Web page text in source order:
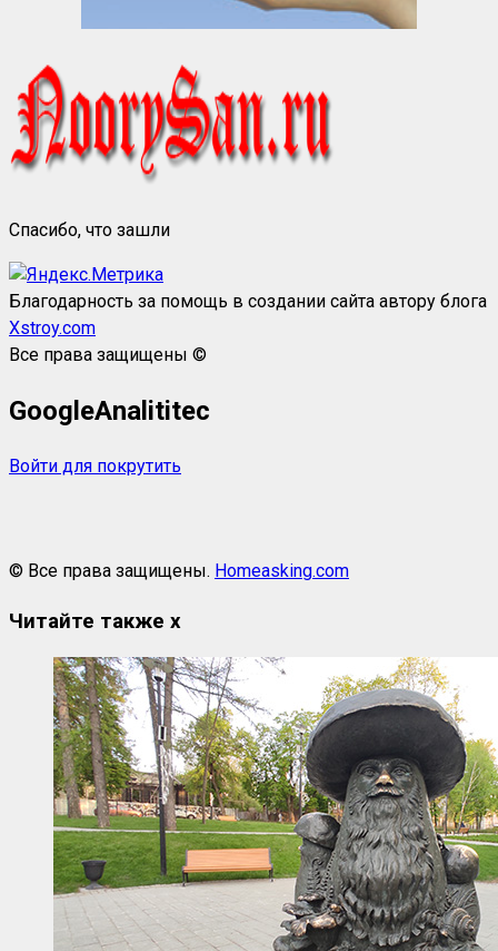
Спасибо, что зашли
Благодарность за помощь в создании сайта автору блога
Xstroy.com
Все права защищены ©
GoogleAnalititec
Войти для покрутить
© Все права защищены. Homeasking.com
Читайте также x